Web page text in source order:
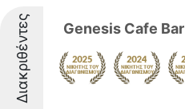
Διακριθέντες Genesis Cafe Bar